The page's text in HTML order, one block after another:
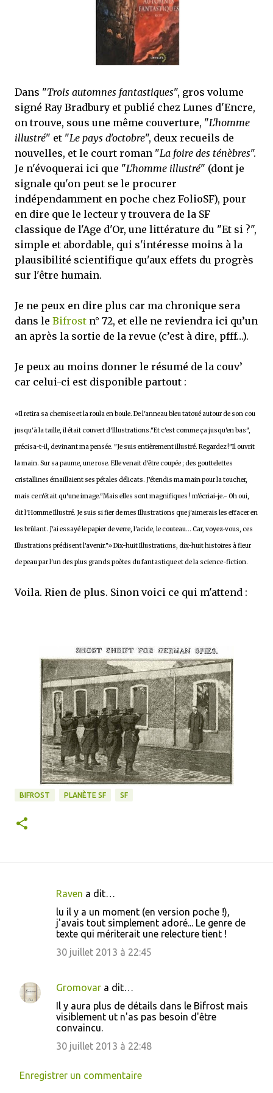
j’ai dit au sujet des tomes précédents : tant l’univers que les protagonistes
Dans "Trois automnes fantastiques", gros volume
signé Ray Bradbury et publié chez Lunes d'Encre,
on trouve, sous une même couverture, "L'homme
illustré" et "Le pays d'octobre", deux recueils de
nouvelles, et le court roman "La foire des ténèbres".
Je n'évoquerai ici que "L'homme illustré" (dont je
signale qu'on peut se le procurer
indépendamment en poche chez FolioSF), pour
en dire que le lecteur y trouvera de la SF
classique de l'Age d'Or, une littérature du "Et si ?",
simple et abordable, qui s'intéresse moins à la
plausibilité scientifique qu'aux effets du progrès
sur l'être humain.
Je ne peux en dire plus car ma chronique sera
dans le Bifrost n° 72, et elle ne reviendra ici qu’un
an après la sortie de la revue (c’est à dire, pfff…).
Je peux au moins donner le résumé de la couv’
car celui-ci est disponible partout :
«Il retira sa chemise et la roula en boule. De l'anneau bleu tatoué autour de son cou
jusqu'à la taille, il était couvert d'Illustrations."Et c'est comme ça jusqu'en bas",
précisa-t-il, devinant ma pensée. "Je suis entièrement illustré. Regardez !"Il ouvrit
la main. Sur sa paume, une rose. Elle venait d'être coupée ; des gouttelettes
cristallines émaillaient ses pétales délicats. J'étendis ma main pour la toucher,
mais ce n'était qu'une image."Mais elles sont magnifiques ! m'écriai-je.- Oh oui,
dit l'Homme Illustré. Je suis si fier de mes Illustrations que j'aimerais les effacer en
les brûlant. J'ai essayé le papier de verre, l'acide, le couteau... Car, voyez-vous, ces
Illustrations prédisent l'avenir."» Dix-huit Illustrations, dix-huit histoires à fleur
de peau par l'un des plus grands poètes du fantastique et de la science-fiction.
Voila. Rien de plus. Sinon voici ce qui m'attend :
BIFROST PLANÈTE SF SF
n
t
e
Raven a dit…
lu il y a un moment (en version poche !),
j'avais tout simplement adoré... Le genre de
texte qui mériterait une relecture tient !
30 juillet 2013 à 22:45
Gromovar a dit…
Il y aura plus de détails dans le Bifrost mais
visiblement ut n'as pas besoin d'être
convaincu.
30 juillet 2013 à 22:48
Enregistrer un commentaire